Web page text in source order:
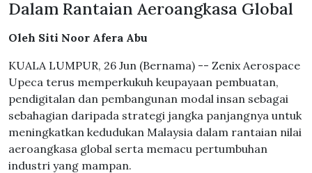
Dalam Rantaian Aeroangkasa Global
Oleh Siti Noor Afera Abu
KUALA LUMPUR, 26 Jun (Bernama) -- Zenix Aerospace
Upeca terus memperkukuh keupayaan pembuatan,
pendigitalan dan pembangunan modal insan sebagai
sebahagian daripada strategi jangka panjangnya untuk
meningkatkan kedudukan Malaysia dalam rantaian nilai
aeroangkasa global serta memacu pertumbuhan
industri yang mampan.